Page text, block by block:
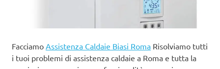
Facciamo Assistenza Caldaie Biasi Roma Risolviamo tutti
i tuoi problemi di assistenza caldaie a Roma e tutta la